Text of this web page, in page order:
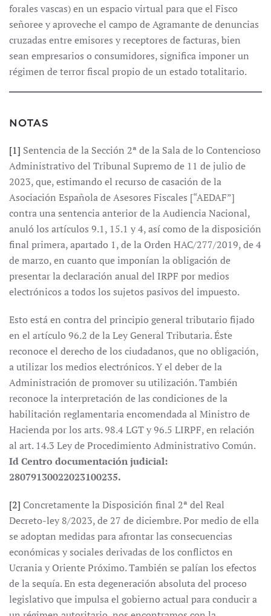
forales vascas) en un espacio virtual para que el Fisco
señoree y aproveche el campo de Agramante de denuncias
cruzadas entre emisores y receptores de facturas, bien
sean empresarios o consumidores, significa imponer un
régimen de terror fiscal propio de un estado totalitario.
NOTAS
[1] Sentencia de la Sección 2ª de la Sala de lo Contencioso
Administrativo del Tribunal Supremo de 11 de julio de
2023, que, estimando el recurso de casación de la
Asociación Española de Asesores Fiscales [“AEDAF”]
contra una sentencia anterior de la Audiencia Nacional,
anuló los artículos 9.1, 15.1 y 4, así como de la disposición
final primera, apartado 1, de la Orden HAC/277/2019, de 4
de marzo, en cuanto que imponían la obligación de
presentar la declaración anual del IRPF por medios
electrónicos a todos los sujetos pasivos del impuesto.
Esto está en contra del principio general tributario fijado
en el artículo 96.2 de la Ley General Tributaria. Éste
reconoce el derecho de los ciudadanos, que no obligación,
a utilizar los medios electrónicos. Y el deber de la
Administración de promover su utilización. También
reconoce la interpretación de las condiciones de la
habilitación reglamentaria encomendada al Ministro de
Hacienda por los arts. 98.4 LGT y 96.5 LIRPF, en relación
al art. 14.3 Ley de Procedimiento Administrativo Común.
Id Centro documentación judicial:
28079130022023100235.
[2] Concretamente la Disposición final 2ª del Real
Decreto-ley 8/2023, de 27 de diciembre. Por medio de ella
se adoptan medidas para afrontar las consecuencias
económicas y sociales derivadas de los conflictos en
Ucrania y Oriente Próximo. También se palían los efectos
de la sequía. En esta degeneración absoluta del proceso
legislativo que impulsa el gobierno actual para conducir a